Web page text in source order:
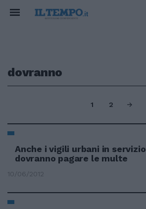
dovranno
1 2
Anche i vigili urbani in servizio
dovranno pagare le multe
10/06/2012